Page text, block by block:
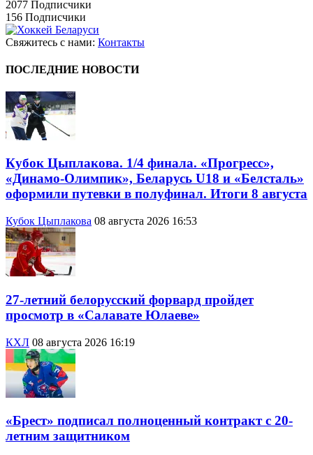
2077 Подписчики
156 Подписчики
Свяжитесь с нами: Контакты
ПОСЛЕДНИЕ НОВОСТИ
Кубок Цыплакова. 1/4 финала. «Прогресс»,
«Динамо-Олимпик», Беларусь U18 и «Белсталь»
оформили путевки в полуфинал. Итоги 8 августа
Кубок Цыплакова 08 августа 2026 16:53
27-летний белорусский форвард пройдет
просмотр в «Салавате Юлаеве»
КХЛ 08 августа 2026 16:19
«Брест» подписал полноценный контракт с 20-
летним защитником